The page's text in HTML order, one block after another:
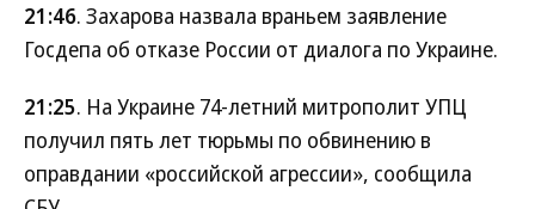
21:46. Захарова назвала враньем заявление
Госдепа об отказе России от диалога по Украине.
21:25. На Украине 74-летний митрополит УПЦ
получил пять лет тюрьмы по обвинению в
оправдании «российской агрессии», сообщила